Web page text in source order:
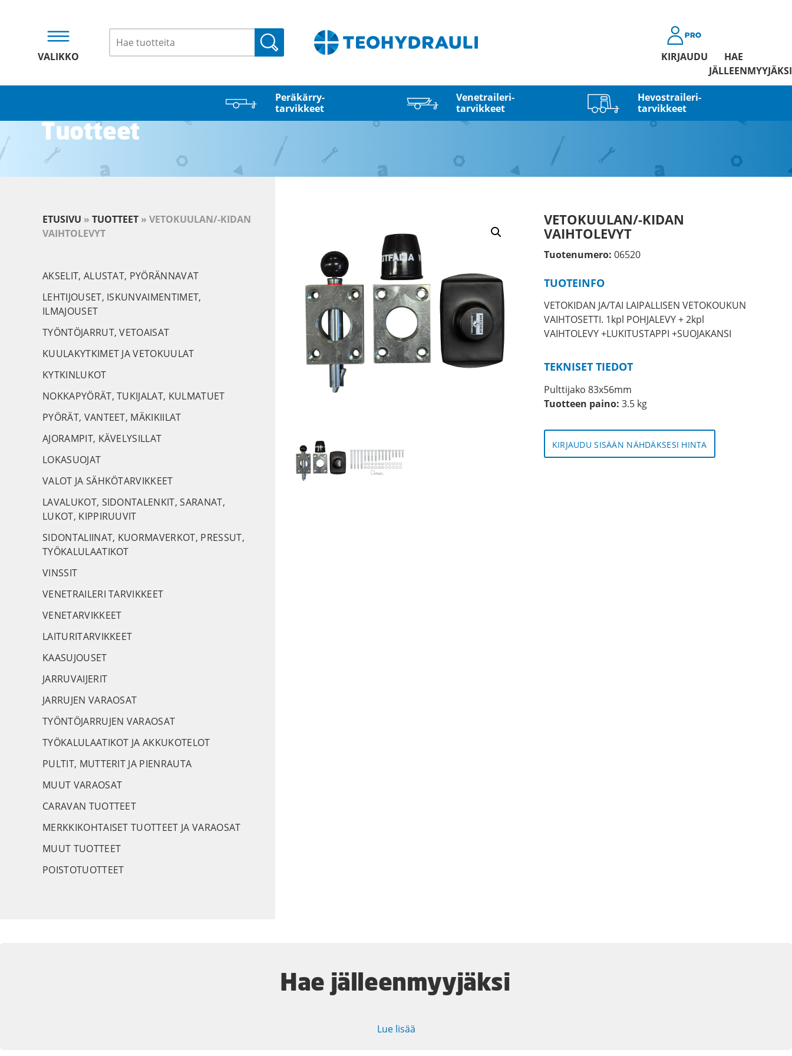
VALIKKO
Haku
KIRJAUDU
HAE
JÄLLEENMYYJÄKSI
Peräkärry­
tarvikkeet
Venetraileri­
tarvikkeet
Hevostraileri­
tarvikkeet
Tuotteet
VETOKUULAN/-KIDAN
VAIHTOLEVYT
Tuotenumero: 06520
TUOTEINFO
VETOKIDAN JA/TAI LAIPALLISEN VETOKOUKUN
VAIHTOSETTI. 1kpl POHJALEVY + 2kpl
VAIHTOLEVY +LUKITUSTAPPI +SUOJAKANSI
TEKNISET TIEDOT
Pulttijako 83x56mm
Tuotteen paino: 3.5 kg
KIRJAUDU SISÄÄN NÄHDÄKSESI HINTA
ETUSIVU » TUOTTEET » VETOKUULAN/-KIDAN
VAIHTOLEVYT
AKSELIT, ALUSTAT, PYÖRÄNNAVAT
LEHTIJOUSET, ISKUNVAIMENTIMET,
ILMAJOUSET
TYÖNTÖJARRUT, VETOAISAT
KUULAKYTKIMET JA VETOKUULAT
KYTKINLUKOT
NOKKAPYÖRÄT, TUKIJALAT, KULMATUET
PYÖRÄT, VANTEET, MÄKIKIILAT
AJORAMPIT, KÄVELYSILLAT
LOKASUOJAT
VALOT JA SÄHKÖTARVIKKEET
LAVALUKOT, SIDONTALENKIT, SARANAT,
LUKOT, KIPPIRUUVIT
SIDONTALIINAT, KUORMAVERKOT, PRESSUT,
TYÖKALULAATIKOT
VINSSIT
VENETRAILERI TARVIKKEET
VENETARVIKKEET
LAITURITARVIKKEET
KAASUJOUSET
JARRUVAIJERIT
JARRUJEN VARAOSAT
TYÖNTÖJARRUJEN VARAOSAT
TYÖKALULAATIKOT JA AKKUKOTELOT
PULTIT, MUTTERIT JA PIENRAUTA
MUUT VARAOSAT
CARAVAN TUOTTEET
MERKKIKOHTAISET TUOTTEET JA VARAOSAT
MUUT TUOTTEET
POISTOTUOTTEET
Hae jälleenmyyjäksi
Lue lisää